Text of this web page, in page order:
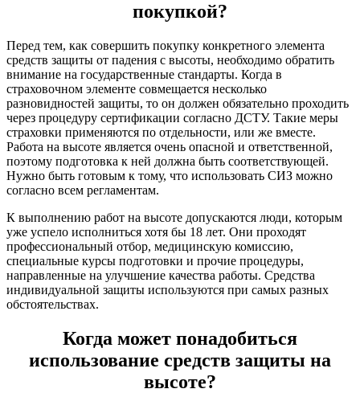
покупкой?
Перед тем, как совершить покупку конкретного элемента
средств защиты от падения с высоты, необходимо обратить
внимание на государственные стандарты. Когда в
страховочном элементе совмещается несколько
разновидностей защиты, то он должен обязательно проходить
через процедуру сертификации согласно ДСТУ. Такие меры
страховки применяются по отдельности, или же вместе.
Работа на высоте является очень опасной и ответственной,
поэтому подготовка к ней должна быть соответствующей.
Нужно быть готовым к тому, что использовать СИЗ можно
согласно всем регламентам.
К выполнению работ на высоте допускаются люди, которым
уже успело исполниться хотя бы 18 лет. Они проходят
профессиональный отбор, медицинскую комиссию,
специальные курсы подготовки и прочие процедуры,
направленные на улучшение качества работы. Средства
индивидуальной защиты используются при самых разных
обстоятельствах.
Когда может понадобиться
использование средств защиты на
высоте?